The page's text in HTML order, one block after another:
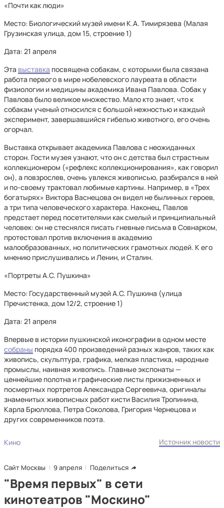
«Почти как люди»
Место: Биологический музей имени К.А. Тимирязева (Малая
Грузинская улица, дом 15, строение 1)
Дата: 21 апреля
Эта выставка посвящена собакам, с которыми была связана
работа первого в мире нобелевского лауреата в области
физиологии и медицины академика Ивана Павлова. Собак у
Павлова было великое множество. Мало кто знает, что к
собакам ученый относился с большой нежностью и каждый
эксперимент, завершавшийся гибелью животного, его очень
огорчал.
Выставка открывает академика Павлова с неожиданных
сторон. Гости музея узнают, что он с детства был страстным
коллекционером («рефлекс коллекционирования», как говорил
он), а повзрослев, очень увлекся живописью, разбирался в ней
и по-своему трактовал любимые картины. Например, в «Трех
богатырях» Виктора Васнецова он видел не былинных героев,
а три типа человеческого характера. Наконец, Павлов
предстает перед посетителями как смелый и принципиальный
человек: он не стеснялся писать гневные письма в Совнарком,
протестовал против включения в академию
малообразованных, но политических грамотных людей. К его
мнению прислушивались и Ленин, и Сталин.
«Портреты А.С. Пушкина»
Место: Государственный музей А.С. Пушкина (улица
Пречистенка, дом 12/2, строение 1)
Дата: 21 апреля
Впервые в истории пушкинской иконографии в одном месте
собраны порядка 400 произведений разных жанров, таких как
живопись, скульптура, графика, мелкая пластика, народные
промыслы, наивная живопись. Главные экспонаты —
ценнейшие полотна и графические листы прижизненных и
посмертных портретов Александра Сергеевича, оригиналы
знаменитых живописных работ кисти Василия Тропинина,
Карла Брюллова, Петра Соколова, Григория Чернецова и
других современников поэта.
Кино Источник новости
Сайт Москвы 9 апреля Поделиться
"Время первых" в сети
кинотеатров "Москино"